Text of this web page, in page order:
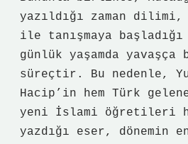
yazıldığı zaman
ile tanışmaya
günlük yaşamda
süreçtir. Bu nedenle,
Hacip’in hem Türk
yeni İslami öğretileri
yazdığı eser, dönemin